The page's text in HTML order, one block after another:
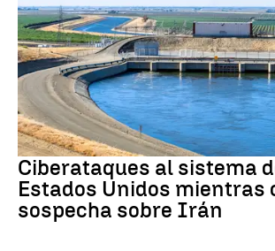
Guerra Irán
Ciberataques al sistema
Estados Unidos mientras
sospecha sobre Irán